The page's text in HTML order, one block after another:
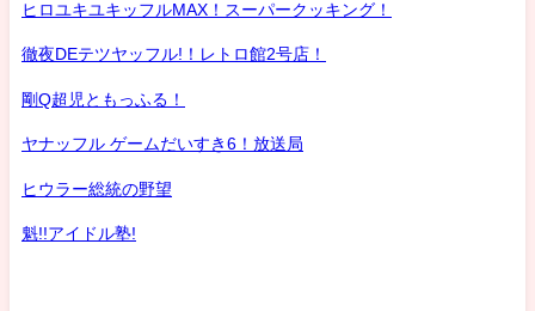
ヒロユキユキッフルMAX！スーパークッキング！
徹夜DEテツヤッフル!！レトロ館2号店！
剛Q超児ともっふる！
ヤナッフル ゲームだいすき6！放送局
ヒウラー総統の野望
魁!!アイドル塾!